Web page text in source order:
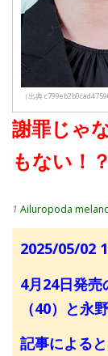
（出典
謝罪じゃ
もない！？
1 Ailuropoda
2025/05/02
4月24日発
（40）と永
記事による